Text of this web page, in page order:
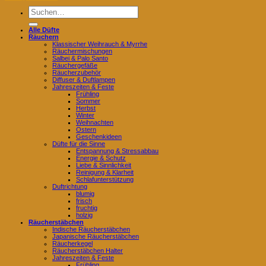
Suchen
nach:
Alle Düfte
Räuchern
Klassischer Weihrauch & Myrrhe
Räuchermischungen
Salbei & Palo Santo
Räuchergefäße
Räucherzubehör
Diffuser & Duftlampen
Jahreszeiten & Feste
Frühling
Sommer
Herbst
Winter
Weihnachten
Ostern
Geschenkideen
Düfte für die Sinne
Entspannung & Stressabbau
Energie & Schutz
Liebe & Sinnlichkeit
Reinigung & Klarheit
Schlafunterstützung
Duftrichtung
blumig
frisch
fruchtig
holzig
Räucherstäbchen
Indische Räucherstäbchen
Japanische Räucherstäbchen
Räucherkegel
Räucherstäbchen Halter
Jahreszeiten & Feste